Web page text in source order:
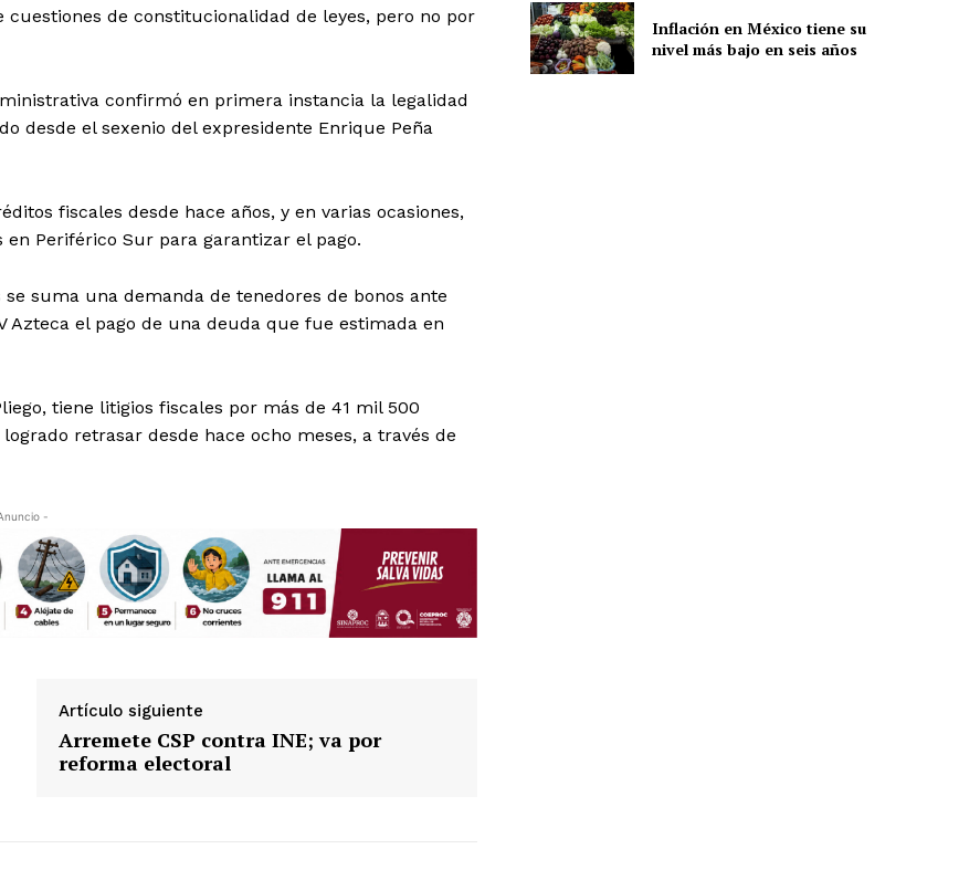
de constitucionalidad de leyes, pero no por
confirmó en primera instancia la legalidad
desde el sexenio del expresidente Enrique Peña
fiscales desde hace años, y en varias ocasiones,
Periférico Sur para garantizar el pago.
suma una demanda de tenedores de bonos ante
Azteca el pago de una deuda que fue estimada en
tiene litigios fiscales por más de 41 mil 500
retrasar desde hace ocho meses, a través de
-
Artículo siguiente
Arremete CSP contra INE; va por
reforma electoral
Inflación en México tiene su
nivel más bajo en seis años